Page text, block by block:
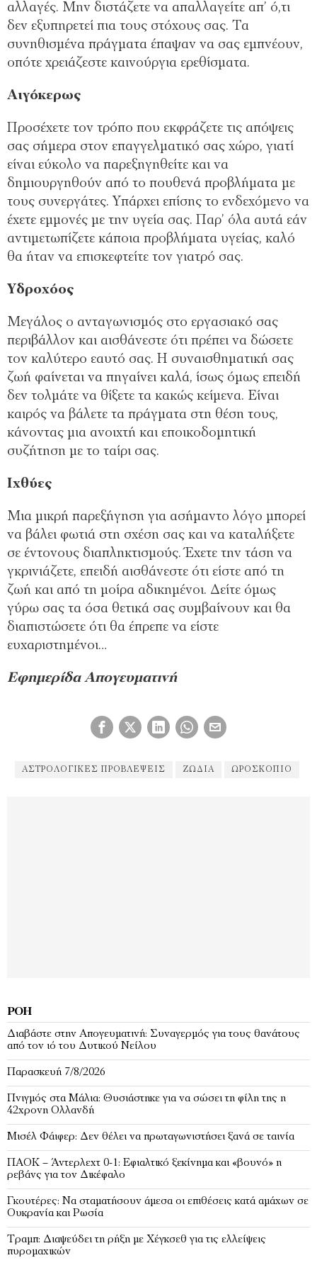
αλλαγές. Μην διστάζετε να απαλλαγείτε απ’ ό,τι
δεν εξυπηρετεί πια τους στόχους σας. Τα
συνηθισμένα πράγματα έπαψαν να σας εμπνέουν,
οπότε χρειάζεστε καινούργια ερεθίσματα.
Αιγόκερως
Προσέχετε τον τρόπο που εκφράζετε τις απόψεις
σας σήμερα στον επαγγελματικό σας χώρο, γιατί
είναι εύκολο να παρεξηγηθείτε και να
δημιουργηθούν από το πουθενά προβλήματα με
τους συνεργάτες. Υπάρχει επίσης το ενδεχόμενο να
έχετε εμμονές με την υγεία σας. Παρ’ όλα αυτά εάν
αντιμετωπίζετε κάποια προβλήματα υγείας, καλό
θα ήταν να επισκεφτείτε τον γιατρό σας.
Υδροχόος
Μεγάλος ο ανταγωνισμός στο εργασιακό σας
περιβάλλον και αισθάνεστε ότι πρέπει να δώσετε
τον καλύτερο εαυτό σας. Η συναισθηματική σας
ζωή φαίνεται να πηγαίνει καλά, ίσως όμως επειδή
δεν τολμάτε να θίξετε τα κακώς κείμενα. Είναι
καιρός να βάλετε τα πράγματα στη θέση τους,
κάνοντας μια ανοιχτή και εποικοδομητική
συζήτηση με το ταίρι σας.
Ιχθύες
Μια μικρή παρεξήγηση για ασήμαντο λόγο μπορεί
να βάλει φωτιά στη σχέση σας και να καταλήξετε
σε έντονους διαπληκτισμούς. Έχετε την τάση να
γκρινιάζετε, επειδή αισθάνεστε ότι είστε από τη
ζωή και από τη μοίρα αδικημένοι. Δείτε όμως
γύρω σας τα όσα θετικά σας συμβαίνουν και θα
διαπιστώσετε ότι θα έπρεπε να είστε
ευχαριστημένοι…
Εφημερίδα Απογευματινή
ΑΣΤΡΟΛΟΓΙΚΈΣ ΠΡΟΒΛΈΨΕΙΣ ΖΏΔΙΑ ΩΡΟΣΚΌΠΙΟ
ΡΟΉ
Διαβάστε στην Απογευματινή: Συναγερμός για τους θανάτους
από τον ιό του Δυτικού Νείλου
Παρασκευή 7/8/2026
Πνιγμός στα Μάλια: Θυσιάστηκε για να σώσει τη φίλη της η
42χρονη Ολλανδή
Μισέλ Φάιφερ: Δεν θέλει να πρωταγωνιστήσει ξανά σε ταινία
ΠΑΟΚ – Άντερλεχτ 0-1: Εφιαλτικό ξεκίνημα και «βουνό» η
ρεβάνς για τον Δικέφαλο
Γκουτέρες: Να σταματήσουν άμεσα οι επιθέσεις κατά αμάχων σε
Ουκρανία και Ρωσία
Τραμπ: Διαψεύδει τη ρήξη με Χέγκσεθ για τις ελλείψεις
πυρομαχικών